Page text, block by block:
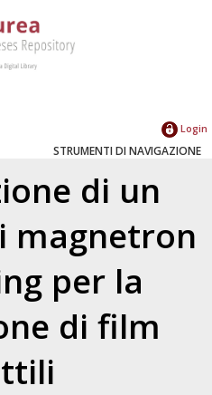
Login
STRUMENTI DI NAVIGAZIONE
di un
magnetron
per la
di film